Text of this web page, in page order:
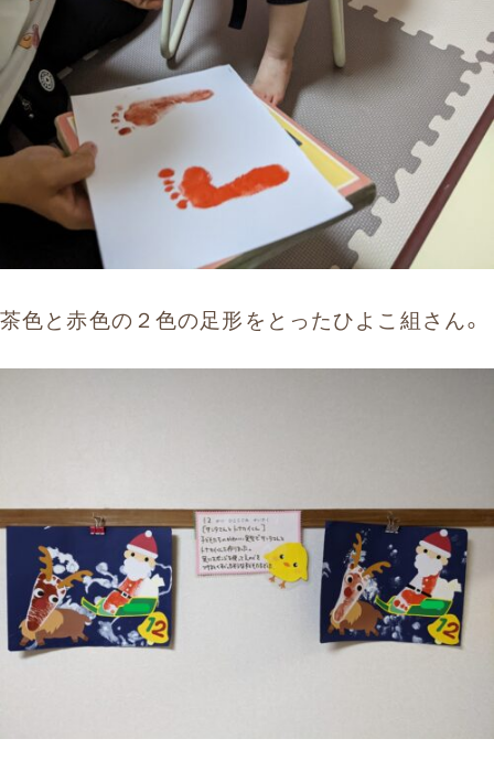
茶色と赤色の２色の足形をとったひよこ組さん。